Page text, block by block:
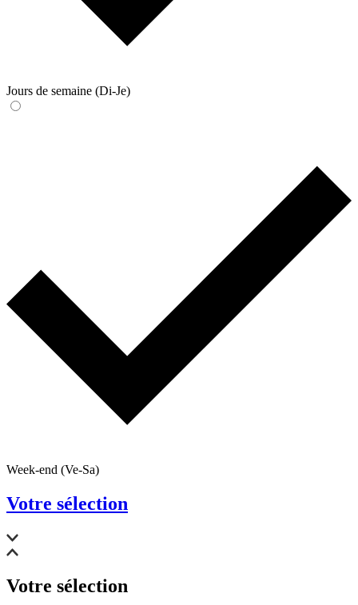
Jours de semaine (Di-Je)
Week-end (Ve-Sa)
Votre sélection
Votre sélection